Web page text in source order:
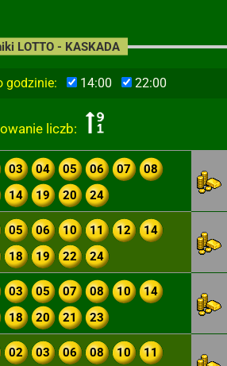
godzinie: 14:00 22:00
liczb:
LOTTO - KASKADA
03 04 05 06 07
08
14 19 20 24
05 06 10 11 12
14
18 19 22 24
03 05 07 08 10
14
18 20 21 23
02 03 06 08 10
11